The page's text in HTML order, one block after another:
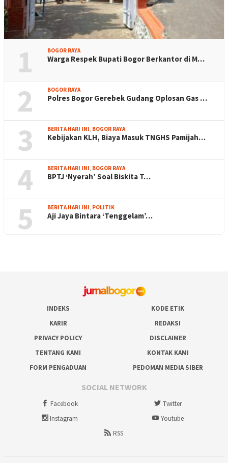
1 BOGOR RAYA
Warga Respek Bupati Bogor Berkantor di M…
2 BOGOR RAYA
Polres Bogor Gerebek Gudang Oplosan Gas …
3 BERITA HARI INI, BOGOR RAYA
Kebijakan KLH, Biaya Masuk TNGHS Pamijah…
4 BERITA HARI INI, BOGOR RAYA
BPTJ ‘Nyerah’ Soal Biskita T…
5 BERITA HARI INI, POLITIK
Aji Jaya Bintara ‘Tenggelam’…
INDEKS
KODE ETIK
KARIR
REDAKSI
PRIVACY POLICY
DISCLAIMER
TENTANG KAMI
KONTAK KAMI
FORM PENGADUAN
PEDOMAN MEDIA SIBER
SOCIAL NETWORK
Facebook
Twitter
Instagram
Youtube
RSS